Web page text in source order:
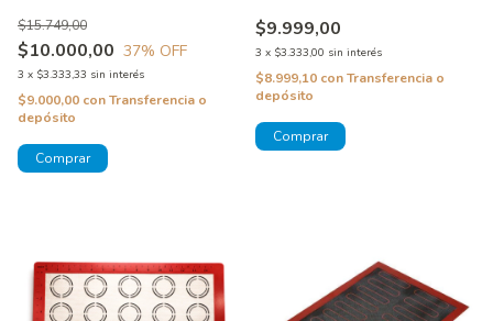
$10.000,00
$15.749,00
37% OFF
3 x $3.333,33 sin interés
$9.000,00 conTransferencia o
depósito
$9.999,00
3 x $3.333,00 sin interés
$8.999,10 conTransferencia o
depósito